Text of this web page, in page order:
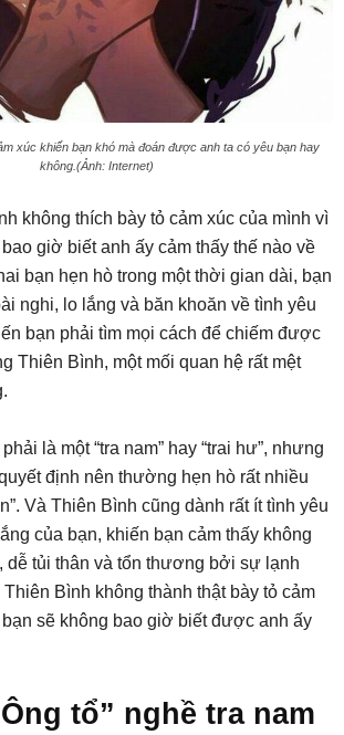
xúc khiến bạn khó mà đoán được anh ta có yêu bạn hay
không.(Ảnh: Internet)
không thích bày tỏ cảm xúc của mình vì
giờ biết anh ấy cảm thấy thế nào về
bạn hẹn hò trong một thời gian dài, bạn
nghi, lo lắng và băn khoăn về tình yêu
bạn phải tìm mọi cách để chiếm được
Thiên Bình, một mối quan hệ rất mệt
là một “tra nam” hay “trai hư”, nhưng
định nên thường hẹn hò rất nhiều
Và Thiên Bình cũng dành rất ít tình yêu
của bạn, khiến bạn cảm thấy không
tủi thân và tổn thương bởi sự lạnh
Bình không thành thật bày tỏ cảm
sẽ không bao giờ biết được anh ấy
tổ” nghề tra nam